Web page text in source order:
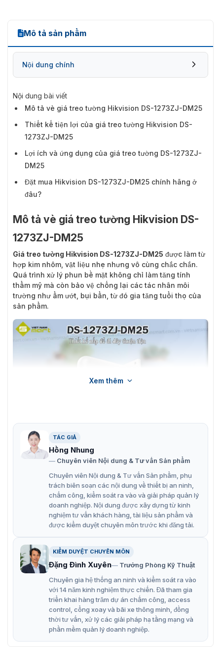
Mô tả sản phẩm
Nội dung chính
Nội dung bài viết
Mô tả vè giá treo tường Hikvision DS-1273ZJ-DM25
Thiết kế tiện lợi của giá treo tường Hikvision DS-
1273ZJ-DM25
Lợi ích và ứng dụng của giá treo tường DS-1273ZJ-
DM25
Đặt mua Hikvision DS-1273ZJ-DM25 chính hãng ở
đâu?
Mô tả vè giá treo tường Hikvision DS-
1273ZJ-DM25
Giá treo tường Hikvision DS-1273ZJ-DM25 được làm từ
hợp kim nhôm, vật liệu nhẹ nhưng vô cùng chắc chắn.
Quá trình xử lý phun bề mặt không chỉ làm tăng tính
thẩm mỹ mà còn bảo vệ chống lại các tác nhân môi
trường như ẩm ướt, bụi bẩn, từ đó gia tăng tuổi thọ của
sản phẩm.
Giá treo tường Hikvision DS-1273ZJ-DM25
Thiết kế tiện lợi của giá treo tường
Hikvision DS-1273ZJ-DM25
Với thiết kế nắp để đi dây thuận tiện, giúp việc lắp đặt và
bảo trì trở nên đơn giản hơn bao giờ hết. Sản phẩm có
cân nặng 870g, đảm bảo sự ổn định và an toàn khi lắp
đặt trên tường.
Thông số kỹ thuật chi tiết:
Vẻ bề ngoài: Hikvision Trắng
Vật liệu: Hợp kim nhôm
Kích thước: 231.4×183.5×164mm
Lợi ích và ứng dụng của giá treo tường
Xem thêm
TÁC GIẢ
Hồng Nhung
Chuyên viên Nội dung & Tư vấn Sản phẩm
Chuyên viên Nội dung & Tư vấn Sản phẩm, phụ
trách biên soạn các nội dung về thiết bị an ninh,
chấm công, kiểm soát ra vào và giải pháp quản lý
doanh nghiệp. Nội dung được xây dựng từ kinh
nghiệm tư vấn khách hàng, tài liệu sản phẩm và
được kiểm duyệt chuyên môn trước khi đăng tải.
KIỂM DUYỆT CHUYÊN MÔN
Đặng Đình Xuyên
Trưởng Phòng Kỹ Thuật
Chuyên gia hệ thống an ninh và kiểm soát ra vào
với 14 năm kinh nghiệm thực chiến. Đã tham gia
triển khai hàng trăm dự án chấm công, access
control, cổng xoay và bãi xe thông minh, đồng
thời tư vấn, xử lý các giải pháp hạ tầng mạng và
phần mềm quản lý doanh nghiệp.